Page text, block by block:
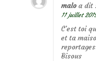
malo a dit
11 juillet
C’est toi
et ta
Bisous